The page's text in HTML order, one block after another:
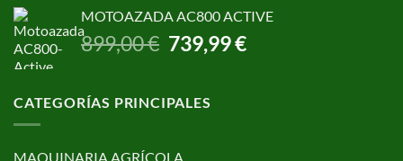
era:
582,46 €.
es:
484,99 €.
MOTOAZADA AC800 ACTIVE
899,00€ El
precio
era:
739,99€El
CATEGORÍAS PRINCIPALES
MAQUINARIA AGRÍCOLA